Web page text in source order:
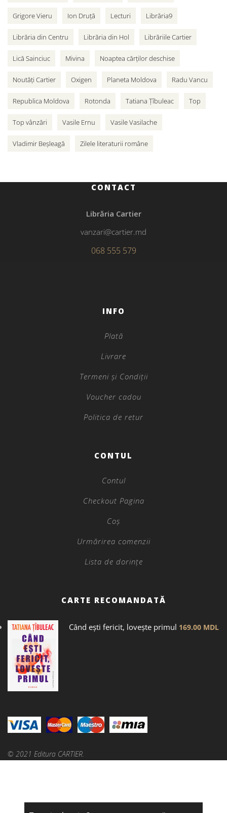
Grigore Vieru Ion Druță Lecturi Librăria9
Librăria din Centru Librăria din Hol Librăriile Cartier
Lică Sainciuc Mivina Noaptea cărților deschise
Noutăți Cartier Oxigen Planeta Moldova Radu Vancu
Republica Moldova Rotonda Tatiana Țîbuleac Top
Top vânzări Vasile Ernu Vasile Vasilache
Vladimir Beșleagă Zilele literaturii române
CONTACT
Librăria Cartier
vanzari@cartier.md
068 555 579
INFO
Plată
Livrare
Termeni și Condiții
Voucher cadou
Politica de retur
CONTUL
Contul
Checkout Pagina
Coș
Urmărirea comenzii
Lista de dorințe
CARTE RECOMANDATĂ
Când ești fericit, lovește primul 169.00 MDL
© 2021 Editura CARTIER.